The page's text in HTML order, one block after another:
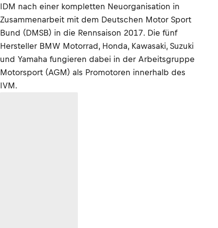
IDM nach einer kompletten Neuorganisation in
Zusammenarbeit mit dem Deutschen Motor Sport
Bund (DMSB) in die Rennsaison 2017. Die fünf
Hersteller BMW Motorrad, Honda, Kawasaki, Suzuki
und Yamaha fungieren dabei in der Arbeitsgruppe
Motorsport (AGM) als Promotoren innerhalb des
IVM.